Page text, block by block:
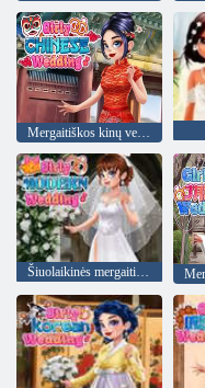
Mergaitiškos kinų vestuvės
Šiuolaikinės mergaitiškos vestuvės